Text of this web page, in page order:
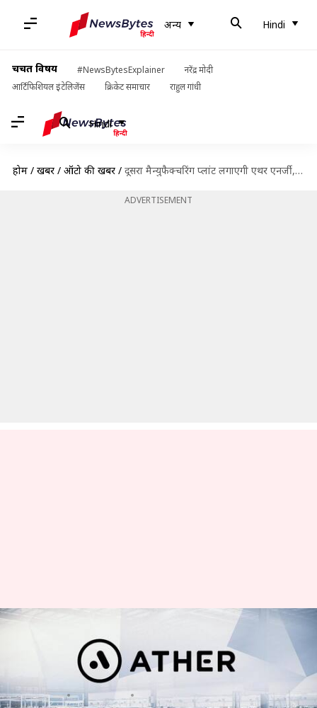
अन्य Hindi
चर्चित विषय #NewsBytesExplainer
नरेंद्र मोदी
आर्टिफिशियल इंटेलिजेंस
क्रिकेट समाचार राहुल गांधी
Hindi
होम / खबरें / ऑटो की खबरें / दूसरा मैन्युफैक्चरिंग प्लांट लगाएगी एथर एनर्जी, ओला इलेक्ट्रिक से करेगी मुकाबला
ADVERTISEMENT
दूसरा मैन्युफैक्चरिंग प्लांट लगाएगी
एथर एनर्जी, ओला इलेक्ट्रिक से करेगी
मुकाबला
लेखन अविनाश Nov 30, 2021 05:30 pm